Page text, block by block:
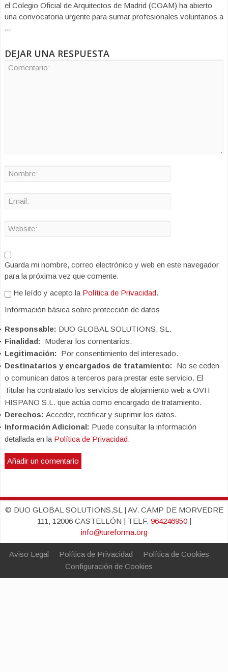
el Colegio Oficial de Arquitectos de Madrid (COAM) ha abierto
una convocatoria urgente para sumar profesionales voluntarios a
...
DEJAR UNA RESPUESTA
Guarda mi nombre, correo electrónico y web en este navegador
para la próxima vez que comente.
He leído y acepto la Política de Privacidad.
Información básica sobre protección de datos
Responsable: DUO GLOBAL SOLUTIONS, SL.
Finalidad: Moderar los comentarios.
Legitimación: Por consentimiento del interesado.
Destinatarios y encargados de tratamiento: No se ceden
o comunican datos a terceros para prestar este servicio. El
Titular ha contratado los servicios de alojamiento web a OVH
HISPANO S.L. que actúa como encargado de tratamiento.
Derechos: Acceder, rectificar y suprimir los datos.
Información Adicional: Puede consultar la información
detallada en la Política de Privacidad.
© DUO GLOBAL SOLUTIONS,SL | AV. CAMP DE MORVEDRE
111, 12006 CASTELLÓN | TELF. 964246950|
info@tureforma.org
Aviso Legal Política de Privacidad
Política de Cookies
Configuración de Cookies